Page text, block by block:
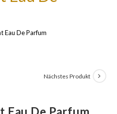
Eau De Parfum
Nächstes Produkt